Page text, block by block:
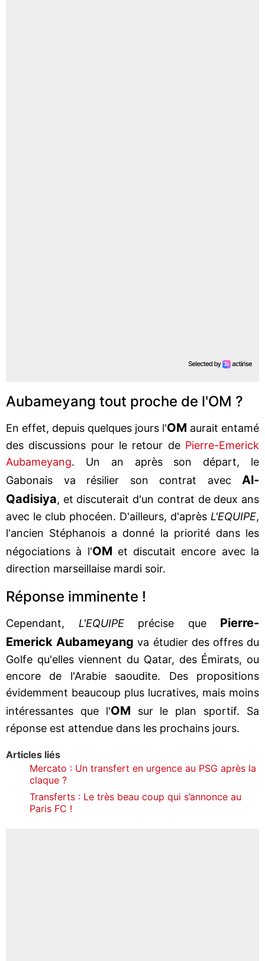
Aubameyang tout proche de l'OM ?
En effet, depuis quelques jours l'OM aurait entamé
des discussions pour le retour de Pierre-Emerick
Aubameyang. Un an après son départ, le
Gabonais va résilier son contrat avec Al-
Qadisiya, et discuterait d'un contrat de deux ans
avec le club phocéen. D'ailleurs, d'après L'EQUIPE,
l'ancien Stéphanois a donné la priorité dans les
négociations à l'OM et discutait encore avec la
direction marseillaise mardi soir.
Réponse imminente !
Cependant, L'EQUIPE précise que Pierre-
Emerick Aubameyang va étudier des offres du
Golfe qu'elles viennent du Qatar, des Émirats, ou
encore de l'Arabie saoudite. Des propositions
évidemment beaucoup plus lucratives, mais moins
intéressantes que l'OM sur le plan sportif. Sa
réponse est attendue dans les prochains jours.
Articles liés
Mercato : Un transfert en urgence au PSG après la
claque ?
Transferts : Le très beau coup qui s’annonce au
Paris FC !